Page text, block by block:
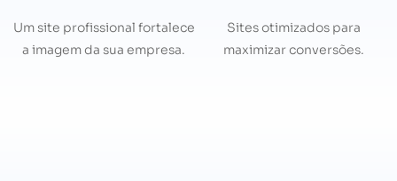
Um site profissional fortalece
a imagem da sua empresa.
Sites otimizados para
maximizar conversões.